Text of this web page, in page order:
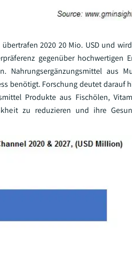
2020 20 Mio. USD und
gegenüber hochwertigen
Nahrungsergänzungsmittel aus
benötigt. Forschung deutet darauf
Produkte aus Fischölen,
zu reduzieren und ihre